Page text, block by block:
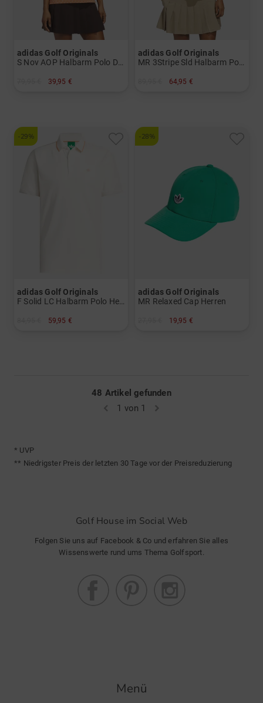
adidas Golf Originals
39,95 €
adidas Golf Originals
64,95 €
-29%
adidas Golf Originals
59,95 €
-28%
adidas Golf Originals
MR Relaxed Cap Herren
19,95 €
48 Artikel gefunden
1 von 1
* UVP
** Niedrigster Preis der letzten 30 Tage vor der Preisreduzierung
Golf House im Social Web
Folgen Sie uns auf Facebook & Co und erfahren Sie alles
Wissenswerte rund ums Thema Golfsport.
Menü